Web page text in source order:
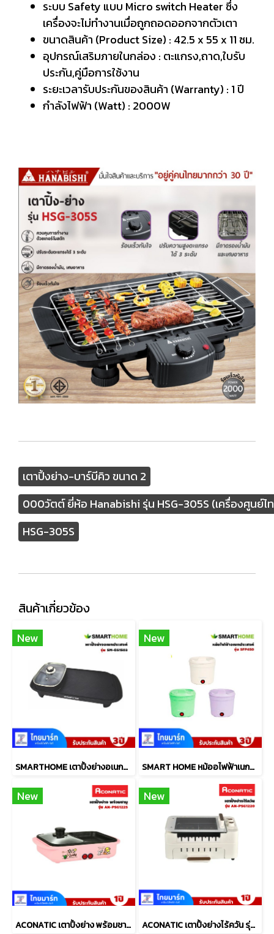
ระบบ Safety แบบ Micro switch Heater ซึ่ง
เครื่องจะไม่ทำงานเมื่อถูกถอดออกจากตัวเตา
ขนาดสินค้า (Product Size) : 42.5 x 55 x 11 ซม.
อุปกรณ์เสริมภายในกล่อง : ตะแกรง,ถาด,ใบรับ
ประกัน,คู่มือการใช้งาน
ระยะเวลารับประกันของสินค้า (Warranty) : 1 ปี
กำลังไฟฟ้า (Watt) : 2000W
เตาปิ้งย่าง-บาร์บีคิว ขนาด 2
000วัตต์ ยี่ห้อ Hanabishi รุ่น HSG-305S (เครื่องศูนย์ไ
HSG-305S
สินค้าเกี่ยวข้อง
New
SMARTHOME เตาปิ้งย่างอเนกประสงค์พร้อมหม้อสุกี้ รุ่น SM-EG1503
New
SMART HOME หม้ออไฟฟ้าเนกประสงค์ 1 ลิตร รุ่น SFP450
New
ACONATIC เตาปิ้งย่าง พร้อมชาบู รุ่น AN-PSG1225
New
ACONATIC เตาปิ้งย่างไร้ควัน รุ่น AN-PSG1220